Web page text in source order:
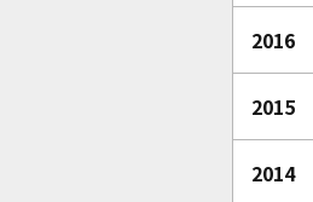
2016
2015
2014